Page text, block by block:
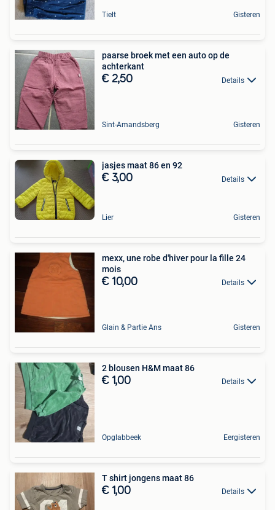
Tielt Gisteren
paarse broek met een auto op de
achterkant
€ 2,50 Details
Sint-Amandsberg Gisteren
jasjes maat 86 en 92
€ 3,00 Details
Lier Gisteren
mexx, une robe d'hiver pour la fille 24
mois
€ 10,00 Details
Glain & Partie Ans Gisteren
2 blousen H&M maat 86
€ 1,00 Details
Opglabbeek Eergisteren
T shirt jongens maat 86
€ 1,00 Details